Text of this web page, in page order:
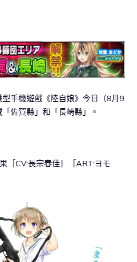
型手機遊戲《陸自娘》今日（8月9
佐賀縣」和「長崎縣」。
［CV:長宗春佳］［ART:ヨモ